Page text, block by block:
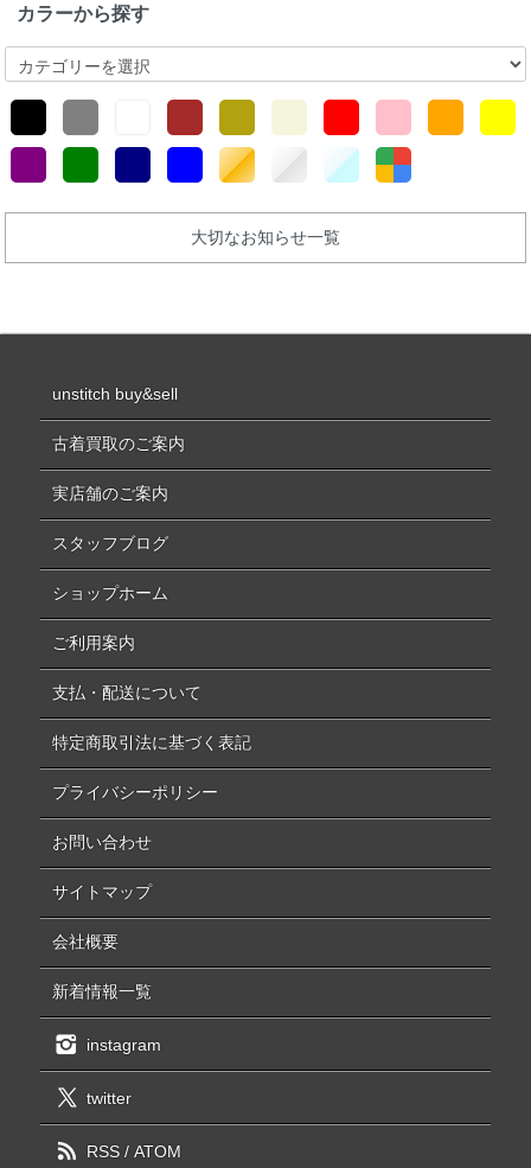
カラーから探す
大切なお知らせ一覧
unstitch buy&sell
古着買取のご案内
実店舗のご案内
スタッフブログ
ショップホーム
ご利用案内
支払・配送について
特定商取引法に基づく表記
プライバシーポリシー
お問い合わせ
サイトマップ
会社概要
新着情報一覧
instagram
twitter
RSS/ ATOM